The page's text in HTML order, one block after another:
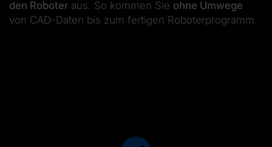
den Roboter aus. So kommen Sie ohne Umwege
von CAD-Daten bis zum fertigen Roboterprogramm.